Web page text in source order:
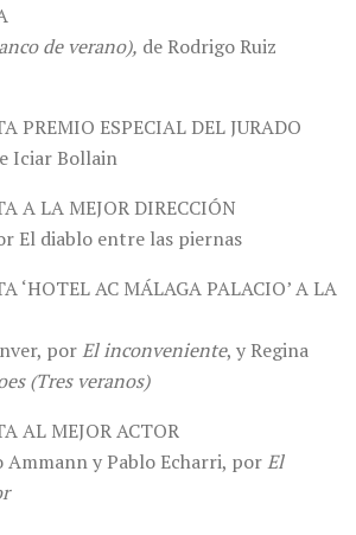
de verano), de Rodrigo Ruiz
PREMIO ESPECIAL DEL JURADO
Iciar Bollain
A LA MEJOR DIRECCIÓN
El diablo entre las piernas
‘HOTEL AC MÁLAGA PALACIO’ A LA
porEl inconveniente, y Regina
(Tres veranos)
AL MEJOR ACTOR
Ammann y Pablo Echarri, porEl